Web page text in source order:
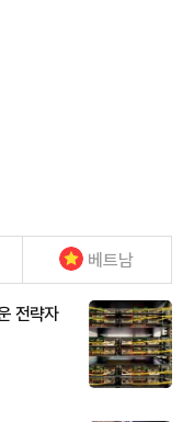
베트남
전략자